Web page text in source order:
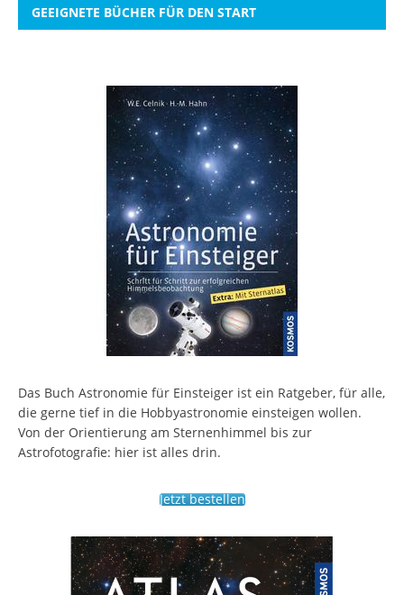
GEEIGNETE BÜCHER FÜR DEN START
Das Buch Astronomie für Einsteiger ist ein Ratgeber, für alle,
die gerne tief in die Hobbyastronomie einsteigen wollen.
Von der Orientierung am Sternenhimmel bis zur
Astrofotografie: hier ist alles drin.
Jetzt bestellen